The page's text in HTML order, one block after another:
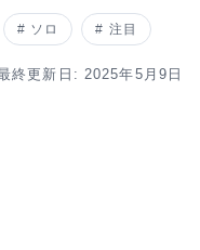
ソロ 注目
終更新日: 2025年5月9日